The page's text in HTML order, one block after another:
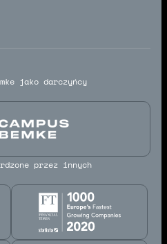
jako darczyńcy
przez innych